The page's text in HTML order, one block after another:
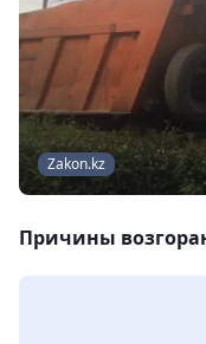
Zakon.kz
Причины